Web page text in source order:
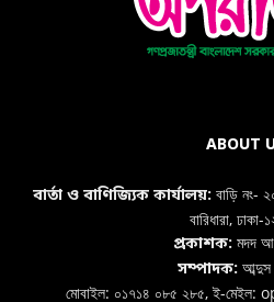
ABOUT
বার্তা ও বাণিজ্যিক কার্যালয়: বাড়ি নং-
বারিধারা,
প্রকাশক:মদদ
সম্পাদক: আব্দুস
মোবাইল: ০১৭১৪ ০৮৫ ২৮৫, ই-